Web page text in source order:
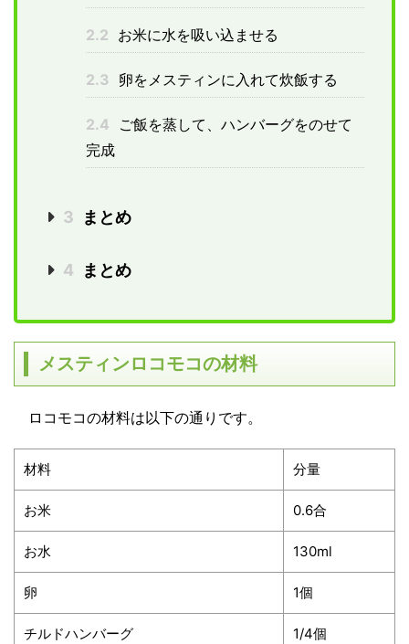
2.2 お米に水を吸い込ませる
2.3 卵をメスティンに入れて炊飯する
2.4
ご飯を蒸して、ハンバーグをのせて
完成
3 まとめ
4 まとめ
メスティンロコモコの材料
ロコモコの材料は以下の通りです。
材料 分量
お米 0.6合
お水 130ml
卵 1個
チルドハンバーグ 1/4個